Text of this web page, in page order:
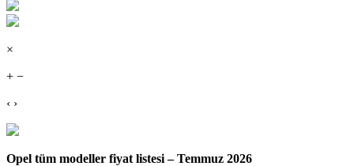
×
+ −
‹ ›
Opel tüm modeller fiyat listesi – Temmuz 2026